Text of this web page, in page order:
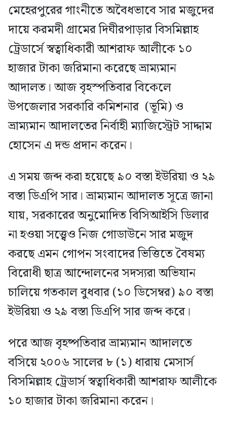
মেহেরপুরের গাংনীতে অবৈধভাবে সার মজুদের
দায়ে করমদী গ্রামের দিঘীরপাড়ার বিসমিল্লাহ
ট্রেডার্সে স্বত্বাধিকারী আশরাফ আলীকে ১০
হাজার টাকা জরিমানা করেছে ভ্রাম্যমান
আদালত। আজ বৃহস্পতিবার বিকেলে
উপজেলার সরকারি কমিশনার (ভূমি) ও
ভ্রাম্যমান আদালতের নির্বাহী ম্যাজিস্ট্রেট সাদ্দাম
হোসেন এ দন্ড প্রদান করেন।
এ সময় জব্দ করা হয়েছে ৯০ বস্তা ইউরিয়া ও ২৯
বস্তা ডিএপি সার। ভ্রাম্যমান আদালত সূত্রে জানা
যায়, সরকারের অনুমোদিত বিসিআইসি ডিলার
না হওয়া সত্ত্বেও নিজ গোডাউনে সার মজুদ
করছে এমন গোপন সংবাদের ভিত্তিতে বৈষম্য
বিরোধী ছাত্র আন্দোলনের সদস্যরা অভিযান
চালিয়ে গতকাল বুধবার (১০ ডিসেম্বর) ৯০ বস্তা
ইউরিয়া ও ২৯ বস্তা ডিএপি সার জব্দ করে।
পরে আজ বৃহষ্পতিবার ভ্রাম্যমান আদালতে
বসিয়ে ২০০৬ সালের ৮ (১) ধারায় মেসার্স
বিসমিল্লাহ ট্রেডার্স স্বত্বাধিকারী আশরাফ আলীকে
১০ হাজার টাকা জরিমানা করেন।